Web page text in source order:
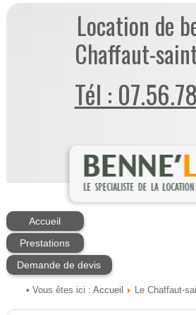
Location de
Chaffaut-
Tél :
Accueil
Prestations
Demande de devis
• Vous êtes ici : Accueil Le Chaffaut-